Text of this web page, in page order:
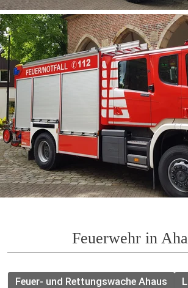
Feuerwehr in
Feuer- und Rettungswache Ahaus